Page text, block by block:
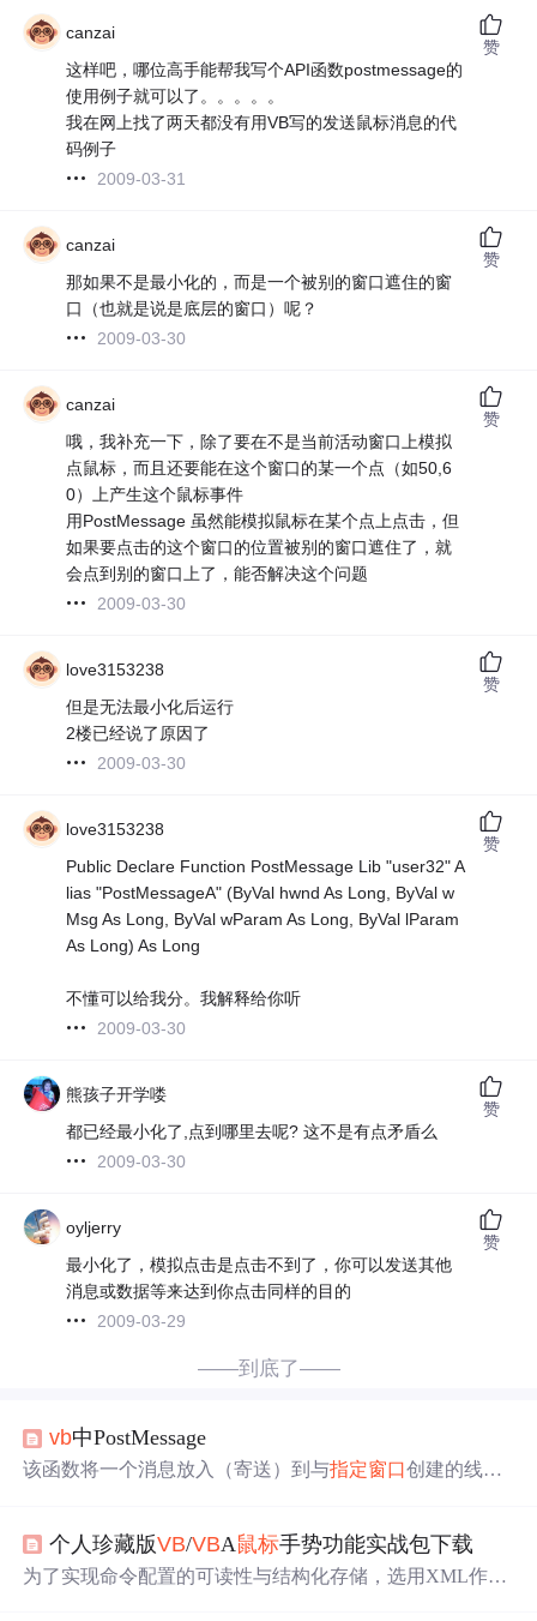
canzai
这样吧，哪位高手能帮我写个API函数postmessage的
使用例子就可以了。。。。。
我在网上找了两天都没有用VB写的发送鼠标消息的代
码例子
2009-03-31
赞
canzai
那如果不是最小化的，而是一个被别的窗口遮住的窗
口（也就是说是底层的窗口）呢？
2009-03-30
赞
canzai
哦，我补充一下，除了要在不是当前活动窗口上模拟
点鼠标，而且还要能在这个窗口的某一个点（如50,6
0）上产生这个鼠标事件
用PostMessage 虽然能模拟鼠标在某个点上点击，但
如果要点击的这个窗口的位置被别的窗口遮住了，就
会点到别的窗口上了，能否解决这个问题
2009-03-30
赞
love3153238
但是无法最小化后运行
2楼已经说了原因了
2009-03-30
赞
love3153238
Public Declare Function PostMessage Lib "user32" A
lias "PostMessageA" (ByVal hwnd As Long, ByVal w
Msg As Long, ByVal wParam As Long, ByVal lParam
As Long) As Long
不懂可以给我分。我解释给你听
2009-03-30
赞
熊孩子开学喽
都已经最小化了,点到哪里去呢? 这不是有点矛盾么
2009-03-30
赞
oyljerry
最小化了，模拟点击是点击不到了，你可以发送其他
消息或数据等来达到你点击同样的目的
2009-03-29
赞
——到底了——
vb中PostMessage
该函数将一个消息放入（寄送）到与指定窗口创建的线程
原型：B00L PostMessage（HWND hWnd，UINT Msg，WP
ARAM wParam，LPARAM lParam）； 参数 hWnd：其窗
个人珍藏版VB/VBA 鼠标手势功能实战包下载
为了实现命令配置的可读性与结构化存储，选用XML作为